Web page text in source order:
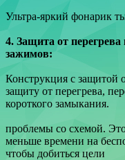
Ультра-яркий фонарик
4. Защита от перегрева
зажимов:
Конструкция с защитой
защиту от перегрева,
короткого замыкания.
проблемы со схемой.
меньше времени на
чтобы добиться цели